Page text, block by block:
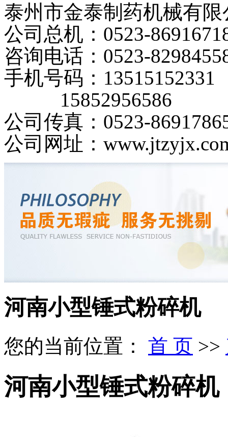
泰州市金泰制药机械有限
公司总机：0523-
咨询电话：0523-
手机号码：13515152331
15852956586
公司传真：0523-
公司网址：
河南小型锤式粉碎机
您的当前位置： 首 页 >>
河南小型锤式粉碎机